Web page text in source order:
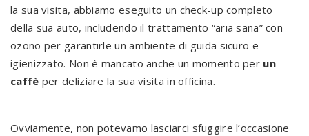
la sua visita, abbiamo eseguito un check-up completo
della sua auto, includendo il trattamento “aria sana” con
ozono per garantirle un ambiente di guida sicuro e
igienizzato. Non è mancato anche un momento per un
caffè per deliziare la sua visita in officina.
Ovviamente, non potevamo lasciarci sfuggire l’occasione